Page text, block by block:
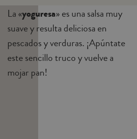
La «yoguresa» es una salsa muy
suave y resulta deliciosa en
pescados y verduras. ¡Apúntate
este sencillo truco y vuelve a
mojar pan!